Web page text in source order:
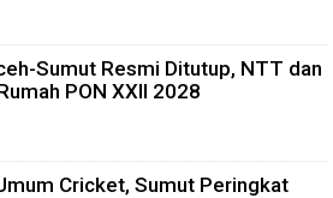
Sumut Resmi Ditutup, NTT dan
PON XXII 2028
Cricket, Sumut Peringkat